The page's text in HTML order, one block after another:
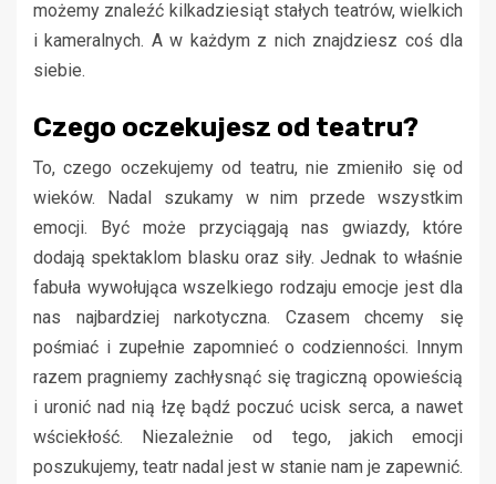
możemy znaleźć kilkadziesiąt stałych teatrów, wielkich
i kameralnych. A w każdym z nich znajdziesz coś dla
siebie.
Czego oczekujesz od teatru?
To, czego oczekujemy od teatru, nie zmieniło się od
wieków. Nadal szukamy w nim przede wszystkim
emocji. Być może przyciągają nas gwiazdy, które
dodają spektaklom blasku oraz siły. Jednak to właśnie
fabuła wywołująca wszelkiego rodzaju emocje jest dla
nas najbardziej narkotyczna. Czasem chcemy się
pośmiać i zupełnie zapomnieć o codzienności. Innym
razem pragniemy zachłysnąć się tragiczną opowieścią
i uronić nad nią łzę bądź poczuć ucisk serca, a nawet
wściekłość. Niezależnie od tego, jakich emocji
poszukujemy, teatr nadal jest w stanie nam je zapewnić.